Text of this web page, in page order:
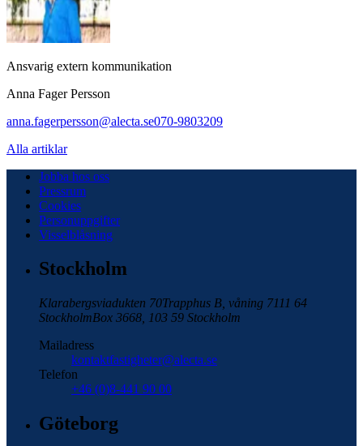
Ansvarig extern kommunikation
Anna Fager Persson
anna.fagerpersson@alecta.se070-9803209
Alla artiklar
Jobba hos oss
Pressrum
Cookies
Personuppgifter
Visselblåsning
Stockholm
Klarabergsviadukten 70Trapphus B, våning 7111 64
StockholmBox 3668, 103 59 Stockholm
Mailadress
kontaktfastigheter@alecta.se
Telefon
+46 (0)8-441 90 00
Göteborg